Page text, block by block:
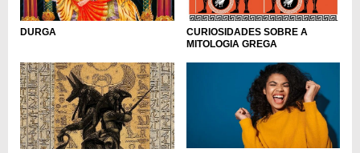
DURGA
CURIOSIDADES SOBRE A
MITOLOGIA GREGA